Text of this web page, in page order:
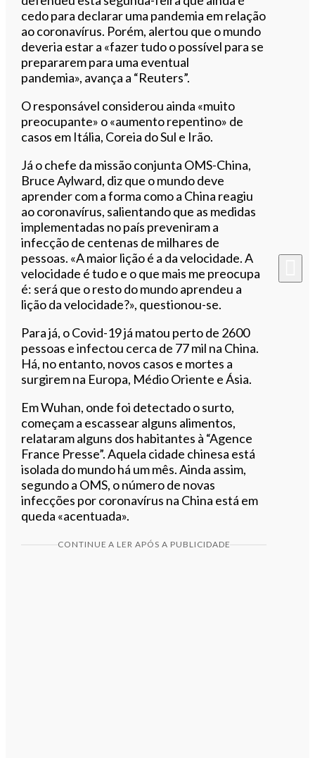
cedo para declarar uma pandemia em relação
ao coronavírus. Porém, alertou que o mundo
deveria estar a «fazer tudo o possível para se
prepararem para uma eventual
pandemia», avança a “Reuters”.
O responsável considerou ainda «muito
preocupante» o «aumento repentino» de
casos em Itália, Coreia do Sul e Irão.
Já o chefe da missão conjunta OMS-China,
Bruce Aylward, diz que o mundo deve
aprender com a forma como a China reagiu
ao coronavírus, salientando que as medidas
implementadas no país preveniram a
infecção de centenas de milhares de
pessoas. «A maior lição é a da velocidade. A
velocidade é tudo e o que mais me preocupa
é: será que o resto do mundo aprendeu a
lição da velocidade?», questionou-se.
Para já, oCovid-19 já matou perto de 2600
pessoas einfectou cerca de 77 mil na China.
Há, no entanto, novos casos e mortes a
surgirem na Europa, Médio Oriente e Ásia.
Em Wuhan, onde foi detectado o surto,
começam a escassear alguns alimentos,
relataram alguns dos habitantes à “Agence
France Presse”. Aquela cidade chinesa está
isolada do mundo há um mês. Ainda assim,
segundo a OMS, o número de novas
infecções por coronavírus na China está em
queda «acentuada».
CONTINUE A LER APÓS A PUBLICIDADE